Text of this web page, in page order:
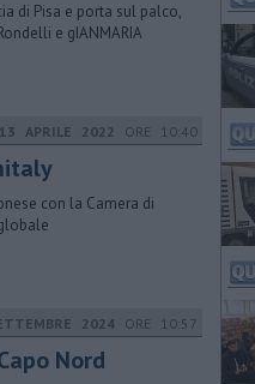
di Pisa e porta sul palco,
e gIANMARIA
13 APRILE 2022 ORE 10:40
con la Camera di
2024 ORE 10:57
Nord